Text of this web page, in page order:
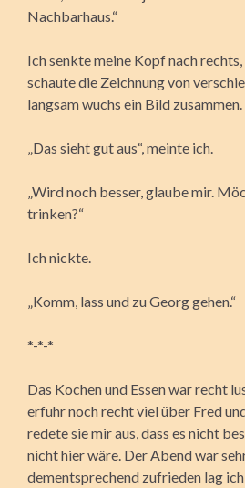
Nachbarhaus.“
Ich senkte meine Kopf nach
schaute die Zeichnung von
langsam wuchs ein Bild zusammen.
„Das sieht gut aus“, meinte ich.
„Wird noch besser, glaube mir.
trinken?“
Ich nickte.
„Komm, lass und zu Georg gehen.“
*-*-*
Das Kochen und Essen war recht
erfuhr noch recht viel über Fred
redete sie mir aus, dass es nicht
nicht hier wäre. Der Abend war
dementsprechend zufrieden lag